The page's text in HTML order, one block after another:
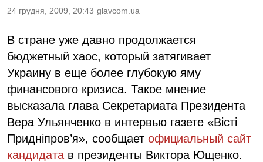
24 грудня, 2009, 20:43 glavcom.ua
В стране уже давно продолжается
бюджетный хаос, который затягивает
Украину в еще более глубокую яму
финансового кризиса. Такое мнение
высказала глава Секретариата Президента
Вера Ульянченко в интервью газете «Вісті
Придніпров’я», сообщает официальный сайт
кандидата в президенты Виктора Ющенко.